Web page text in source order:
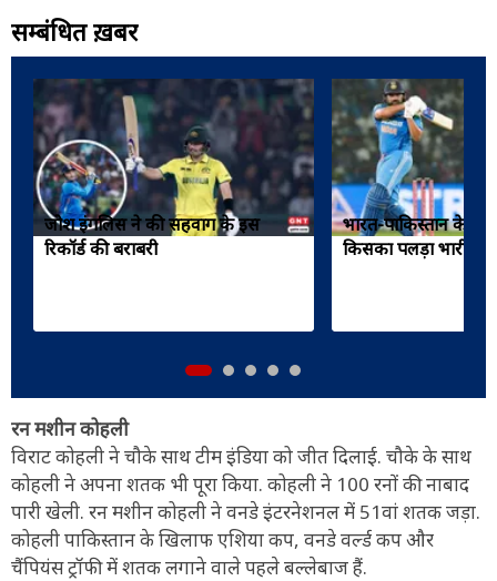
सम्बंधित ख़बरें
जोश इंगलिस ने की सहवाग के इस
रिकॉर्ड की बराबरी
भारत-पाकिस्तान के
किसका पलड़ा भारी?
रन मशीन कोहली
विराट कोहली ने चौके साथ टीम इंडिया को जीत दिलाई. चौके के साथ
कोहली ने अपना शतक भी पूरा किया. कोहली ने 100 रनों की नाबाद
पारी खेली. रन मशीन कोहली ने वनडे इंटरनेशनल में 51वां शतक जड़ा.
कोहली पाकिस्तान के खिलाफ एशिया कप, वनडे वर्ल्ड कप और
चैंपियंस ट्रॉफी में शतक लगाने वाले पहले बल्लेबाज हैं.